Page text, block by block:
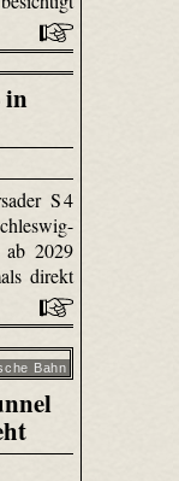
in
S 4
ab 2029
direkt
Bahn